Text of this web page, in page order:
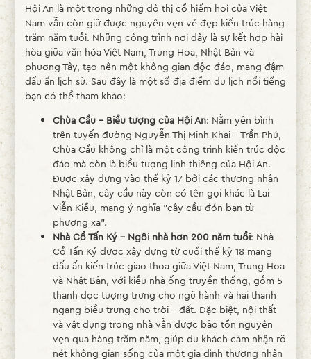
Hội An là một trong những đô thị cổ hiếm hoi của Việt
Nam vẫn còn giữ được nguyên vẹn vẻ đẹp kiến trúc hàng
trăm năm tuổi. Những công trình nơi đây là sự kết hợp hài
hòa giữa văn hóa Việt Nam, Trung Hoa, Nhật Bản và
phương Tây, tạo nên một không gian độc đáo, mang đậm
dấu ấn lịch sử​​. Sau đây là một số địa điểm du lịch nổi tiếng
bạn có thể tham khảo:
Chùa Cầu – Biểu tượng của Hội An: Nằm yên bình
trên tuyến đường Nguyễn Thị Minh Khai – Trần Phú,
Chùa Cầu không chỉ là một công trình kiến trúc độc
đáo mà còn là biểu tượng linh thiêng của Hội An.
Được xây dựng vào thế kỷ 17 bởi các thương nhân
Nhật Bản, cây cầu này còn có tên gọi khác là Lai
Viễn Kiều, mang ý nghĩa "cây cầu đón bạn từ
phương xa".
Nhà Cổ Tấn Ký – Ngôi nhà hơn 200 năm tuổi: Nhà
Cổ Tấn Ký được xây dựng từ cuối thế kỷ 18 mang
dấu ấn kiến trúc giao thoa giữa Việt Nam, Trung Hoa
và Nhật Bản, với kiểu nhà ống truyền thống, gồm 5
thanh dọc tượng trưng cho ngũ hành và hai thanh
ngang biểu trưng cho trời – đất. Đặc biệt, nội thất
và vật dụng trong nhà vẫn được bảo tồn nguyên
vẹn qua hàng trăm năm, giúp du khách cảm nhận rõ
nét không gian sống của một gia đình thương nhân